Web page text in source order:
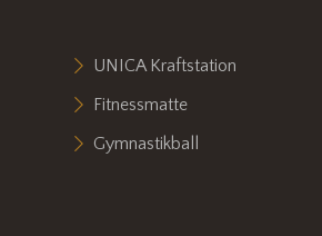
UNICA Kraftstation
Fitnessmatte
Gymnastikball